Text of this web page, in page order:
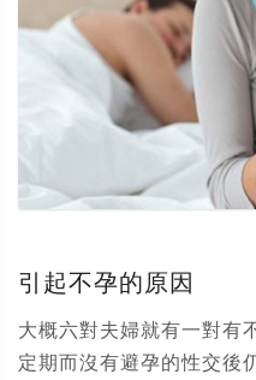
引起不孕的原因
大概六對夫婦就有一對有
定期而沒有避孕的性交後